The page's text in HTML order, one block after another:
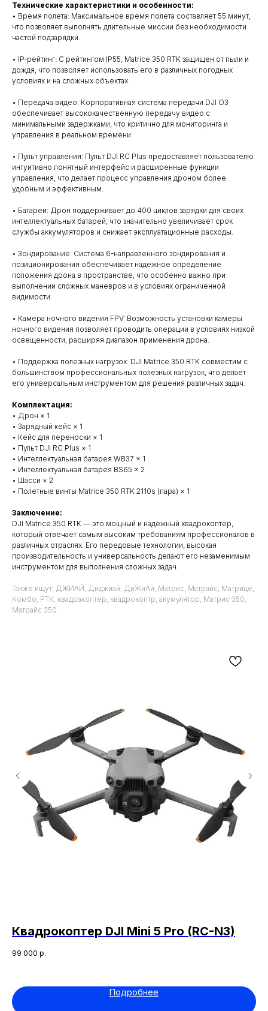
Технические характеристики и особенности:
• Время полета: Максимальное время полета составляет 55 минут,
что позволяет выполнять длительные миссии без необходимости
частой подзарядки.
• IP-рейтинг: С рейтингом IP55, Matrice 350 RTK защищен от пыли и
дождя, что позволяет использовать его в различных погодных
условиях и на сложных объектах.
• Передача видео: Корпоративная система передачи DJI O3
обеспечивает высококачественную передачу видео с
минимальными задержками, что критично для мониторинга и
управления в реальном времени.
• Пульт управления: Пульт DJI RC Plus предоставляет пользователю
интуитивно понятный интерфейс и расширенные функции
управления, что делает процесс управления дроном более
удобным и эффективным.
• Батареи: Дрон поддерживает до 400 циклов зарядки для своих
интеллектуальных батарей, что значительно увеличивает срок
службы аккумуляторов и снижает эксплуатационные расходы.
• Зондирование: Система 6-направленного зондирования и
позиционирования обеспечивает надежное определение
положения дрона в пространстве, что особенно важно при
выполнении сложных маневров и в условиях ограниченной
видимости.
• Камера ночного видения FPV: Возможность установки камеры
ночного видения позволяет проводить операции в условиях низкой
освещенности, расширяя диапазон применения дрона.
• Поддержка полезных нагрузок: DJI Matrice 350 RTK совместим с
большинством профессиональных полезных нагрузок, что делает
его универсальным инструментом для решения различных задач.
Комплектация:
• Дрон × 1
• Зарядный кейс × 1
• Кейс для переноски × 1
• Пульт DJI RC Plus × 1
• Интеллектуальная батарея WB37 × 1
• Интеллектуальная батарея BS65 × 2
• Шасси × 2
• Полетные винты Matrice 350 RTK 2110s (пара) × 1
Заключение:
DJI Matrice 350 RTK — это мощный и надежный квадрокоптер,
который отвечает самым высоким требованиям профессионалов в
различных отраслях. Его передовые технологии, высокая
производительность и универсальность делают его незаменимым
инструментом для выполнения сложных задач.
Также ищут: ДЖИАЙ, Диджиай, ДиЖиАй, Матрис, Матрайс, Матрице,
Комбо, РТК, квадракоптер, квадрокоптр, акумулятор, Матрис 350,
Матрайс 350
Квадрокоптер DJI Mini 5 Pro (RC-N3)
99 000 р.
Подробнее